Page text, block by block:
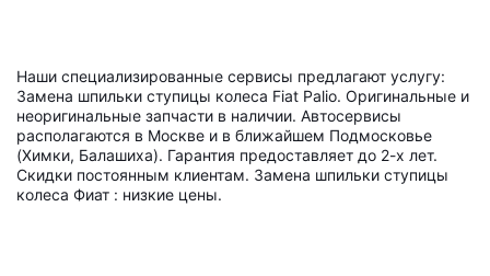
Наши специализированные сервисы предлагают услугу:
Замена шпильки ступицы колеса Fiat Palio. Оригинальные и
неоригинальные запчасти в наличии. Автосервисы
располагаются в Москве и в ближайшем Подмосковье
(Химки, Балашиха). Гарантия предоставляет до 2-х лет.
Скидки постоянным клиентам. Замена шпильки ступицы
колеса Фиат : низкие цены.